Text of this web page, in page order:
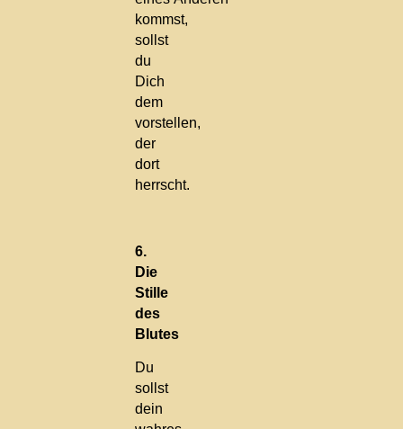
kommst,
sollst
du
Dich
dem
vorstellen,
der
dort
herrscht.
6.
Die
Stille
des
Blutes
Du
sollst
dein